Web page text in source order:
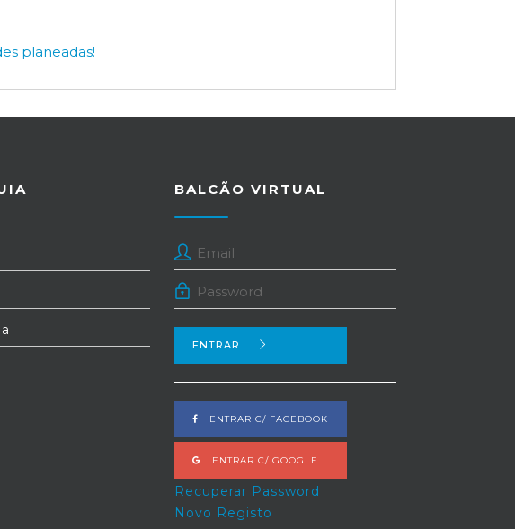
planeadas!
BALCÃO VIRTUAL
ENTRAR
ENTRAR C/ FACEBOOK
ENTRAR C/ GOOGLE
Recuperar Password
Novo Registo